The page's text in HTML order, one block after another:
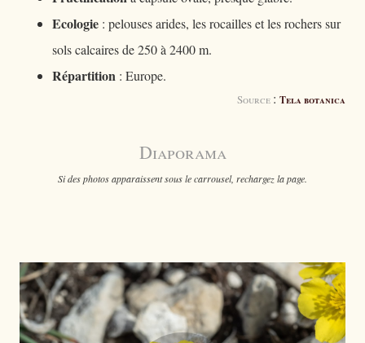
Ecologie : pelouses arides, les rocailles et les rochers sur
sols calcaires de 250 à 2400 m.
Répartition : Europe.
Source : Tela botanica
Diaporama
Si des photos apparaissent sous le carrousel, rechargez la page.